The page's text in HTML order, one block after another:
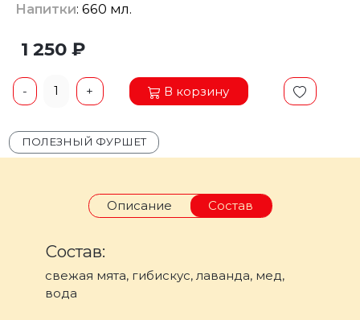
Напитки: 660 мл.
1 250 ₽
- 1 + В корзину
ПОЛЕЗНЫЙ ФУРШЕТ
Описание Состав
Состав:
свежая мята, гибискус, лаванда, мед,
вода